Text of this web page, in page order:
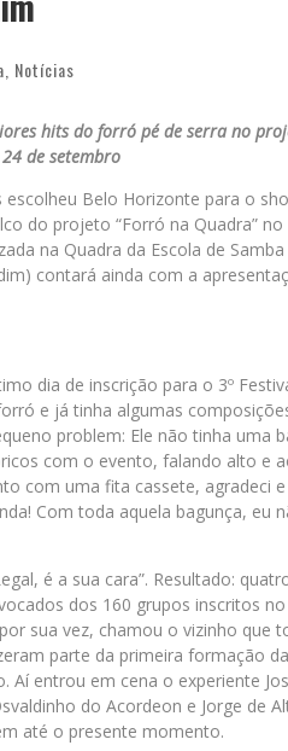
Notícias
hits do forró pé de serra no
24 de setembro
Belo Horizonte para o
do projeto “Forró na Quadra” no
na Quadra da Escola de
contará ainda com a
dia de inscrição para o 3º
e já tinha algumas
problem: Ele não tinha uma
com o evento, falando alto e
com uma fita cassete, agradeci
Com toda aquela bagunça, eu
é a sua cara”. Resultado:
dos 160 grupos inscritos
sua vez, chamou o vizinho que
parte da primeira formação
Aí entrou em cena o experiente
do Acordeon e Jorge de
até o presente momento.